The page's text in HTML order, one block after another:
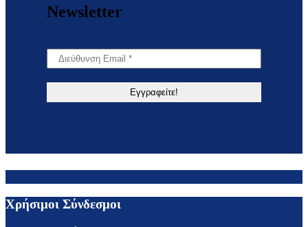
Newsletter
Χρήσιμοι Σύνδεσμοι